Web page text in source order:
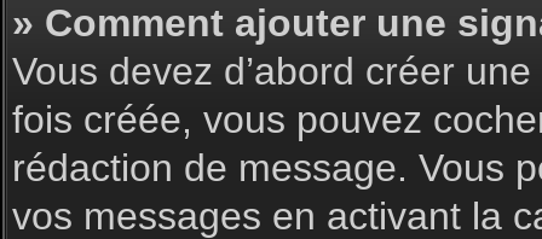
» Comment ajouter une
Vous devez d’abord créer
fois créée, vous pouvez
rédaction de message. Vous
vos messages en activant la